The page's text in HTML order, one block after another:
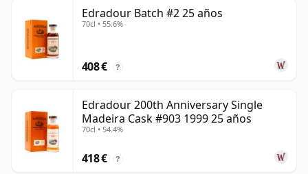
Edradour Batch #2 25 años
70cl • 55.6%
408 € ?
Edradour 200th Anniversary Single
Madeira Cask #903 1999 25 años
70cl • 54.4%
418 € ?